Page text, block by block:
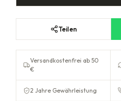
Teilen
Versandkostenfrei ab 50
€
2 Jahre Gewährleistung